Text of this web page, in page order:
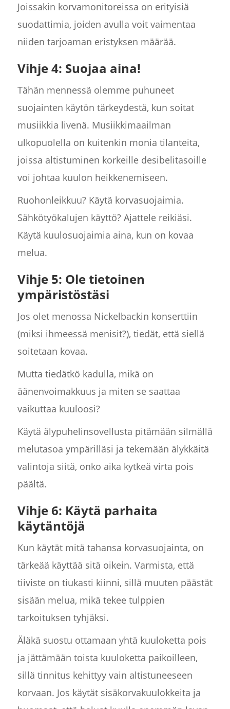
Joissakin korvamonitoreissa on erityisiä
suodattimia, joiden avulla voit vaimentaa
niiden tarjoaman eristyksen määrää.
Vihje 4: Suojaa aina!
Tähän mennessä olemme puhuneet
suojainten käytön tärkeydestä, kun soitat
musiikkia livenä. Musiikkimaailman
ulkopuolella on kuitenkin monia tilanteita,
joissa altistuminen korkeille desibelitasoille
voi johtaa kuulon heikkenemiseen.
Ruohonleikkuu? Käytä korvasuojaimia.
Sähkötyökalujen käyttö? Ajattele reikiäsi.
Käytä kuulosuojaimia aina, kun on kovaa
melua.
Vihje 5: Ole tietoinen
ympäristöstäsi
Jos olet menossa Nickelbackin konserttiin
(miksi ihmeessä menisit?), tiedät, että siellä
soitetaan kovaa.
Mutta tiedätkö kadulla, mikä on
äänenvoimakkuus ja miten se saattaa
vaikuttaa kuuloosi?
Käytä älypuhelinsovellusta pitämään silmällä
melutasoa ympärilläsi ja tekemään älykkäitä
valintoja siitä, onko aika kytkeä virta pois
päältä.
Vihje 6: Käytä parhaita
käytäntöjä
Kun käytät mitä tahansa korvasuojainta, on
tärkeää käyttää sitä oikein. Varmista, että
tiiviste on tiukasti kiinni, sillä muuten päästät
sisään melua, mikä tekee tulppien
tarkoituksen tyhjäksi.
Äläkä suostu ottamaan yhtä kuuloketta pois
ja jättämään toista kuuloketta paikoilleen,
sillä tinnitus kehittyy vain altistuneeseen
korvaan. Jos käytät sisäkorvakuulokkeita ja